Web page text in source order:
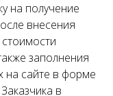
на получение
внесения
заполнения
на сайте в форме
в